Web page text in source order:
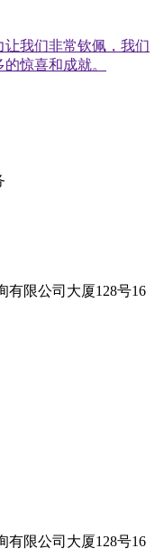
我们非常钦佩，我们
惊喜和成就。
有限公司大厦128号16
有限公司大厦128号16